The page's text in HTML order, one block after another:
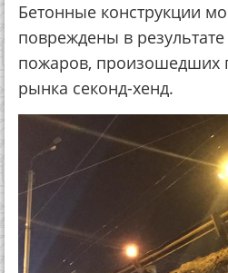
Бетонные конструкции
повреждены в
пожаров, произошедших
рынка секонд-хенд.